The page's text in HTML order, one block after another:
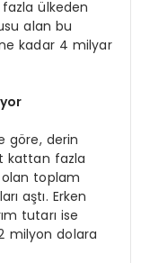
ülkeden
alan bu
kadar 4 milyar
göre, derin
kattan fazla
olan toplam
aştı. Erken
tutarı ise
milyon dolara